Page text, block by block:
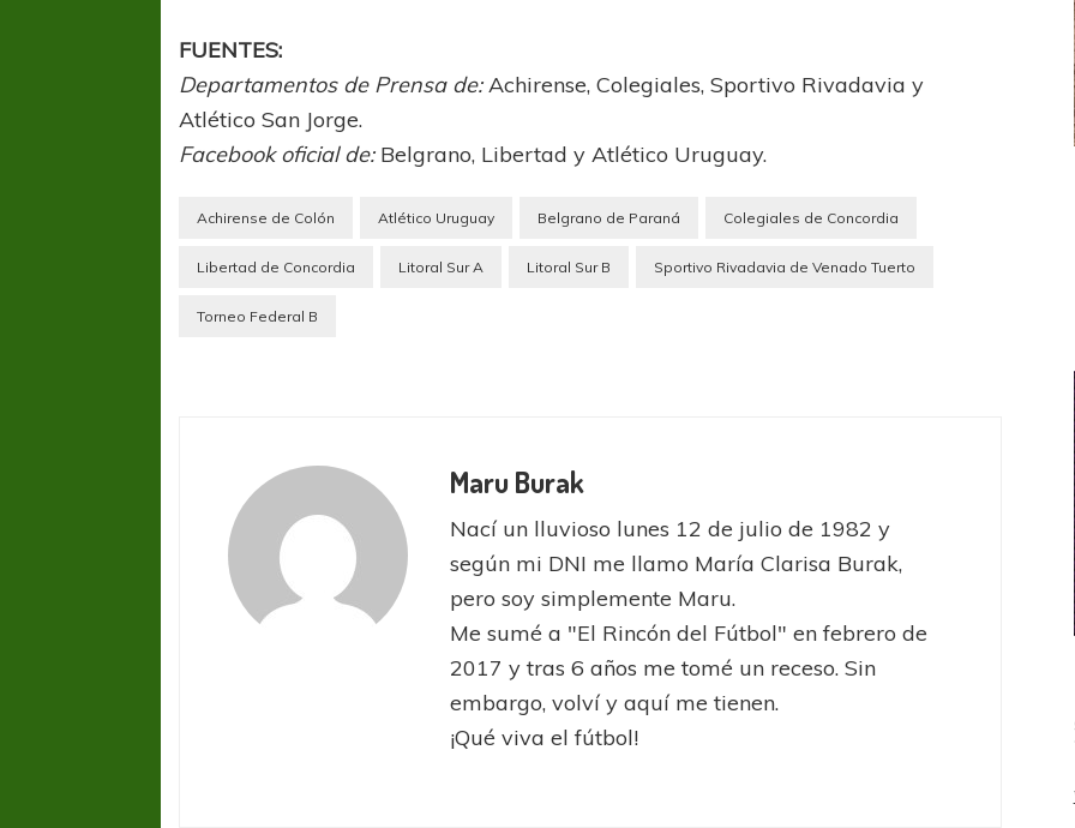
FUENTES:
Departamentos de Prensa de:Achirense, Colegiales, Sportivo Rivadavia y
Atlético San Jorge.
Facebook oficial de:Belgrano, Libertad y Atlético Uruguay.
Achirense de Colón Atlético Uruguay Belgrano de Paraná Colegiales de Concordia
Libertad de Concordia Litoral Sur A Litoral Sur B Sportivo Rivadavia de Venado Tuerto
Torneo Federal B
Maru Burak
Nací un lluvioso lunes 12 de julio de 1982 y
según mi DNI me llamo María Clarisa Burak,
pero soy simplemente Maru.
Me sumé a "El Rincón del Fútbol" en febrero de
2017 y tras 6 años me tomé un receso. Sin
embargo, volví y aquí me tienen.
¡Qué viva el fútbol!
REGIONAL AMATEUR
Federal
LIGA DE LA COSTA OTRAS LIGAS FEM